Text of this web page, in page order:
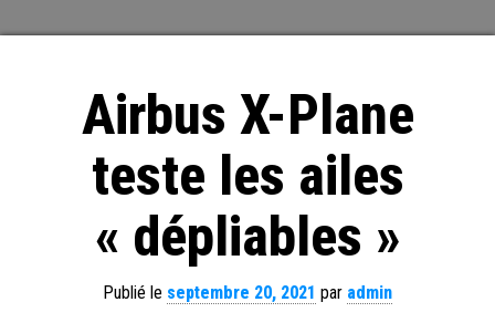
Airbus X-Plane
teste les ailes
« dépliables »
Publié le septembre 20, 2021 par admin